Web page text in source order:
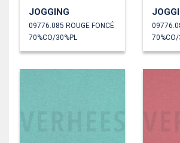
JOGGING
09776.085 ROUGE FONCÉ
70%CO/30%PL
70%CO/